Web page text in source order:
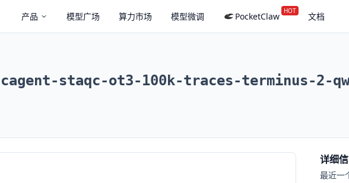
产品 模型广场 算力市场 模型微调 PocketClaw HOT 文档
staqc-ot3-100k-traces-terminus-2-
详细
最近一